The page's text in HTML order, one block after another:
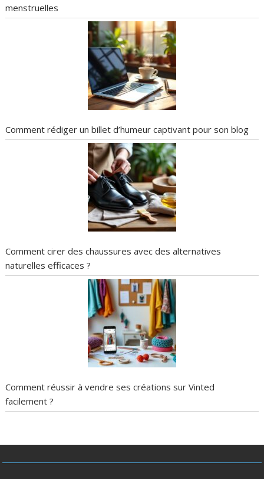
menstruelles
Comment rédiger un billet d’humeur captivant pour son blog
Comment cirer des chaussures avec des alternatives
naturelles efficaces ?
Comment réussir à vendre ses créations sur Vinted
facilement ?